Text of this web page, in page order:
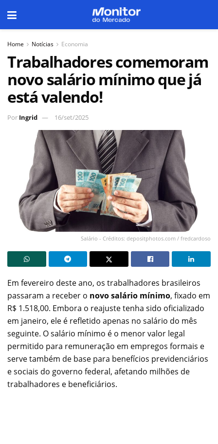
Home Notícias Economia
Trabalhadores comemoram
novo salário mínimo que já
está valendo!
Por Ingrid 16/set/2025
Salário - Créditos: depositphotos.com / fredcardoso
Em fevereiro deste ano, os trabalhadores brasileiros
passaram a receber o novo salário mínimo, fixado em
R$ 1.518,00. Embora o reajuste tenha sido oficializado
em janeiro, ele é refletido apenas no salário do mês
seguinte. O salário mínimo é o menor valor legal
permitido para remuneração em empregos formais e
serve também de base para benefícios previdenciários
e sociais do governo federal, afetando milhões de
trabalhadores e beneficiários.